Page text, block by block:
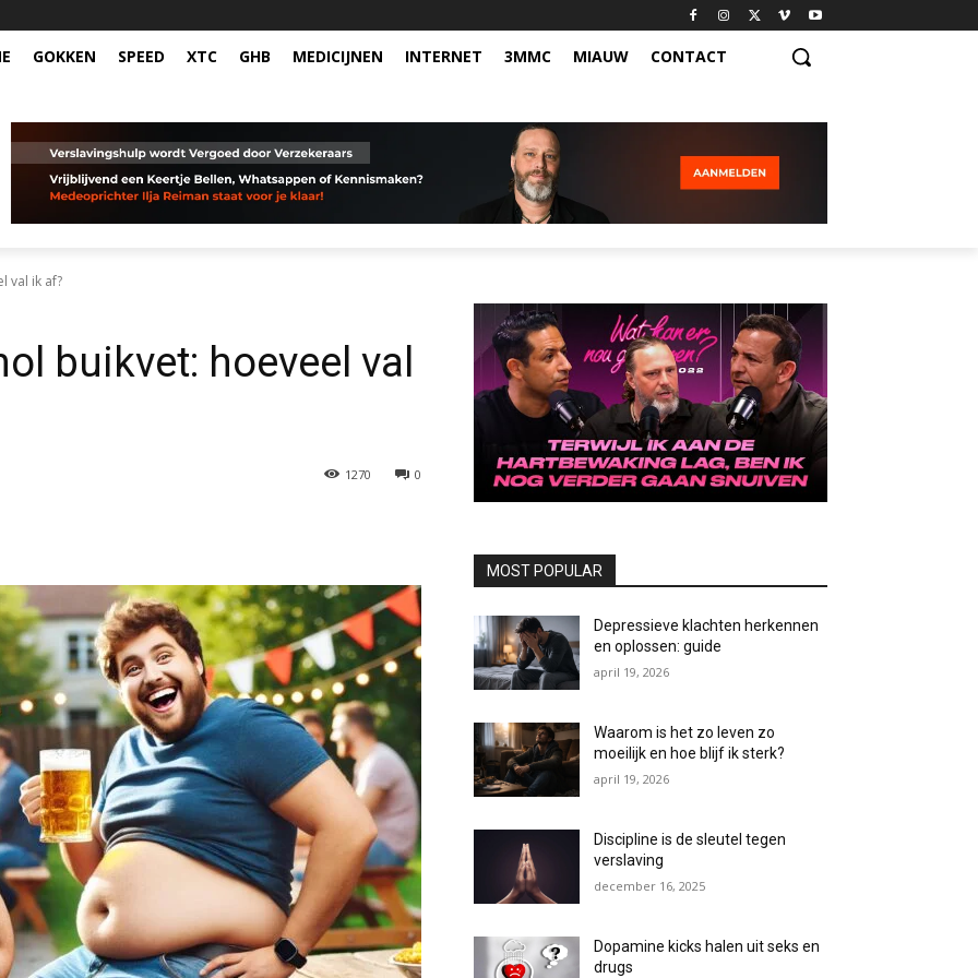
GOKKEN SPEED XTC GHB MEDICIJNEN INTERNET 3MMC MIAUW CONTACT
val ik af?
buikvet: hoeveel val
0
1270
MOST POPULAR
Depressieve klachten herkennen
en oplossen: guide
april 19, 2026
Waarom is het zo leven zo
moeilijk en hoe blijf ik sterk?
april 19, 2026
Discipline is de sleutel tegen
verslaving
december 16, 2025
Dopamine kicks halen uit seks en
drugs